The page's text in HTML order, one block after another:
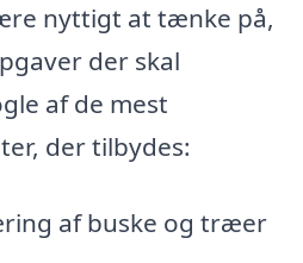
nyttigt at tænke på,
der skal
af de mest
der tilbydes:
af buske og træer